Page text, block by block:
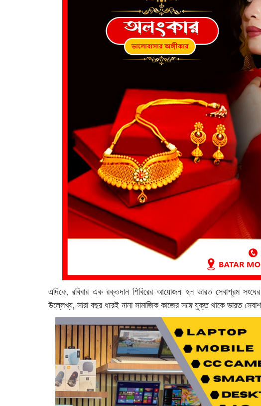
এদিকে, রবিবার এক রক্তদান শিবিরের আয়োজন হল ভারত সেবাশ্রম
উল্লেখ্য, সারা বছর ধরেই নানা সামাজিক কাজের সঙ্গে যুক্ত থাকে ভারত